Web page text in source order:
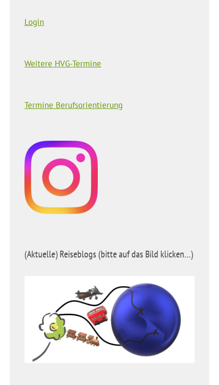
Login
Weitere HVG-Termine
Termine Berufsorientierung
(Aktuelle) Reiseblogs (bitte auf das Bild klicken…)